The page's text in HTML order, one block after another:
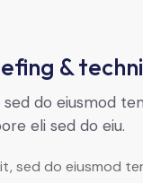
&
sed do eiusmod
eli sed do eiu.
sed do eiusmod